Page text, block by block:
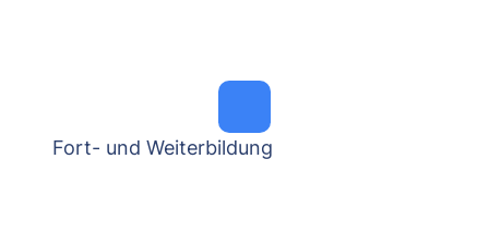
Fort- und Weiterbildung